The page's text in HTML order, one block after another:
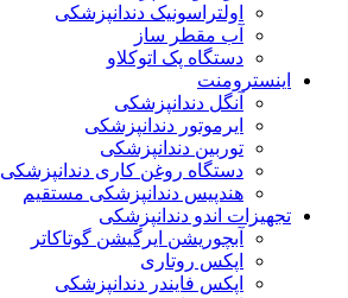
اولتراسونیک دندانپزشکی
آب مقطر ساز
دستگاه پک اتوکلاو
اینسترومنت
آنگل دندانپزشکی
ایرموتور دندانپزشکی
توربین دندانپزشکی
دستگاه روغن کاری دندانپزشکی
هندپیس دندانپزشکی مستقیم
تجهیزات اندو دندانپزشکی
آبچوریشن ایرگیشن گوتاکاتر
اپکس روتاری
اپکس فایندر دندانپزشکی